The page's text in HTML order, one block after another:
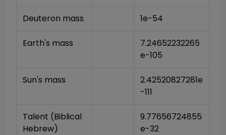
Deuteron mass 1e-54
Earth's mass
7.24652232265
e-105
Sun's mass
2.42520827281e
-111
Talent (Biblical
Hebrew)
9.77656724855
e-32